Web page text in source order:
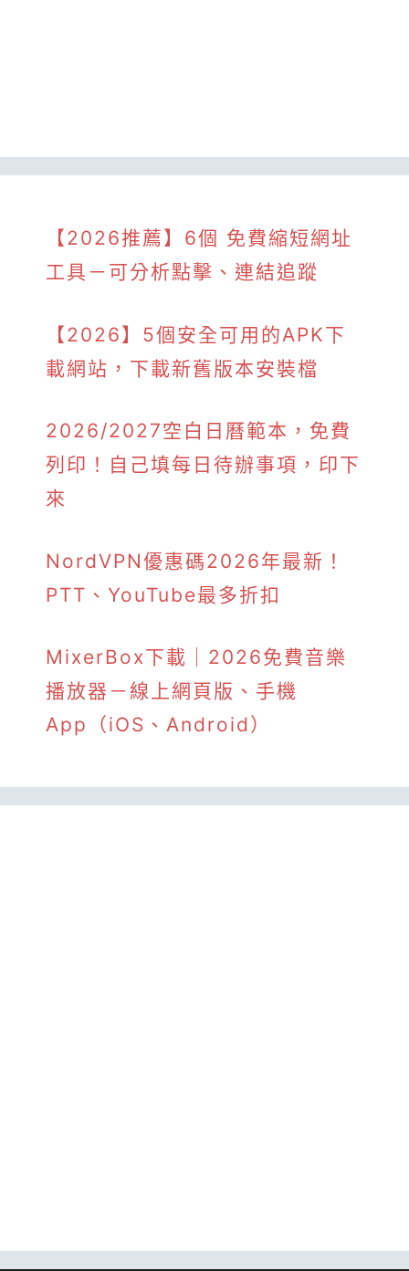
【2026推薦】6個 免費縮短網址
工具－可分析點擊、連結追蹤
【2026】5個安全可用的APK下
載網站，下載新舊版本安裝檔
2026/2027空白日曆範本，免費
列印！自己填每日待辦事項，印下
來
NordVPN優惠碼2026年最新！
PTT、YouTube最多折扣
MixerBox下載｜2026免費音樂
播放器－線上網頁版、手機
App（iOS、Android）